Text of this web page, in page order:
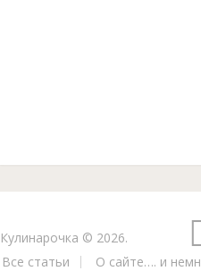
Кулинарочка © 2026.
Все статьи
О сайте…. и